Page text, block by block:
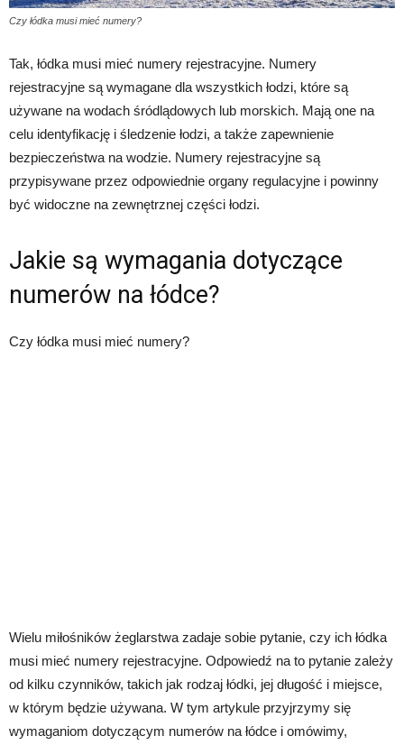
Czy łódka musi mieć numery?
Tak, łódka musi mieć numery rejestracyjne. Numery
rejestracyjne są wymagane dla wszystkich łodzi, które są
używane na wodach śródlądowych lub morskich. Mają one na
celu identyfikację i śledzenie łodzi, a także zapewnienie
bezpieczeństwa na wodzie. Numery rejestracyjne są
przypisywane przez odpowiednie organy regulacyjne i powinny
być widoczne na zewnętrznej części łodzi.
Jakie są wymagania dotyczące
numerów na łódce?
Czy łódka musi mieć numery?
Wielu miłośników żeglarstwa zadaje sobie pytanie, czy ich łódka
musi mieć numery rejestracyjne. Odpowiedź na to pytanie zależy
od kilku czynników, takich jak rodzaj łódki, jej długość i miejsce,
w którym będzie używana. W tym artykule przyjrzymy się
wymaganiom dotyczącym numerów na łódce i omówimy,